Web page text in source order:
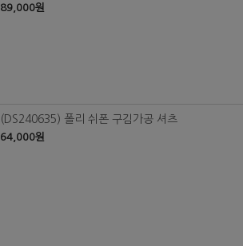
89,000원
(DS240635) 폴리 쉬폰 구김가공 셔츠
64,000원